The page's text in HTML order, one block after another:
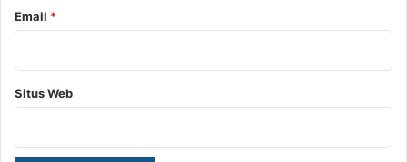
Email *
Situs Web